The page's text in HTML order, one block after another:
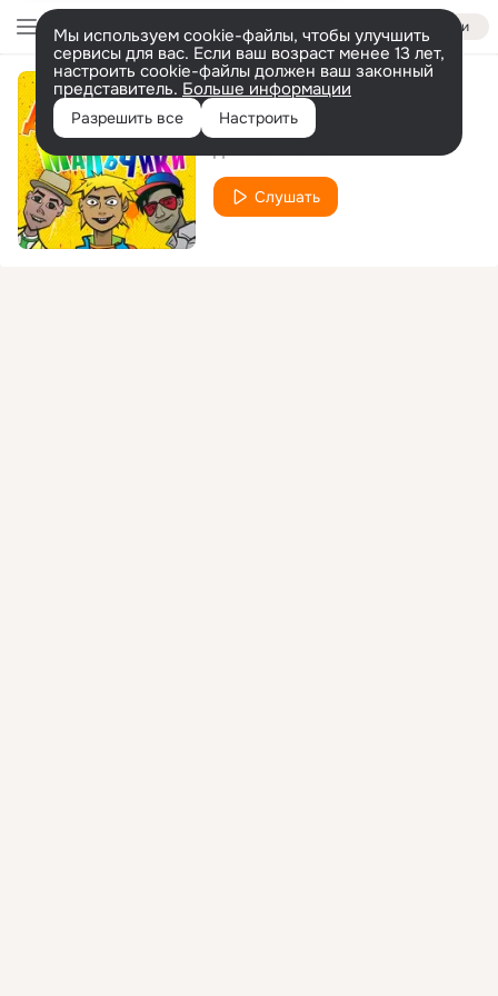
Войти
Мы используем cookie-файлы, чтобы улучшить
сервисы для вас. Если ваш возраст менее 13 лет,
настроить cookie-файлы должен ваш законный
представитель. Больше информации
Разрешить все Настроить
Унесенная ветром
Слушать